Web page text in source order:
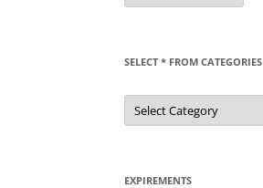
SELECT * FROM CATEGORIES
SELECT
FROM
EXPIREMENTS